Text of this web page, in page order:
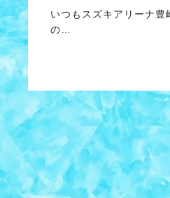
いつもスズキアリーナ
の…